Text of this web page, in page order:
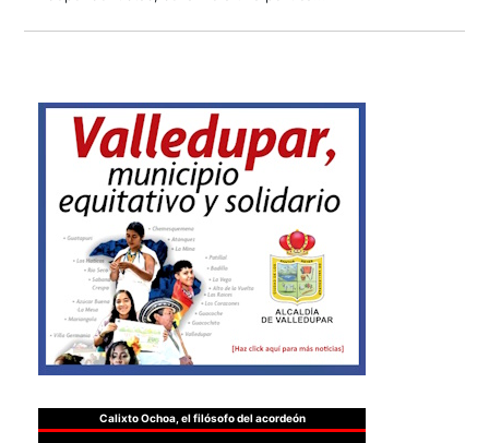
Calixto Ochoa, el filósofo del acordeón